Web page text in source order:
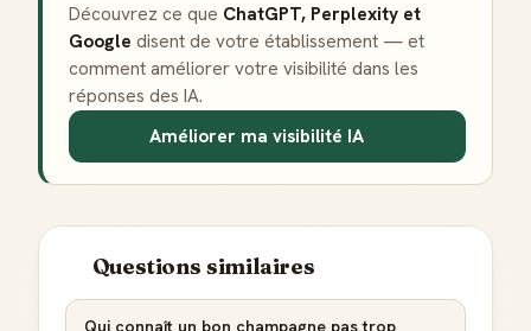
Découvrez ce que ChatGPT, Perplexity et
Google disent de votre établissement — et
comment améliorer votre visibilité dans les
réponses des IA.
Améliorer ma visibilité IA
Questions similaires
Qui connaît un bon champagne pas trop